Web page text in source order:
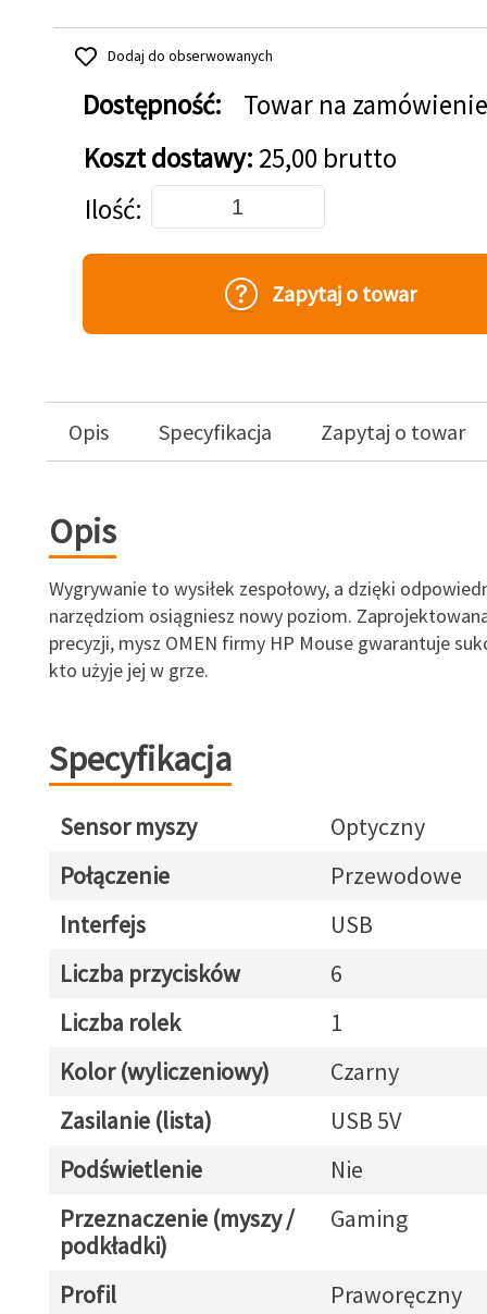
Dodaj do obserwowanych
Dostępność:
Towar na zamówienie
Koszt dostawy: 25,00 brutto
Dodaj do koszyka
Ilość
Zapytaj o towar
Opis Specyfikacja Zapytaj o towar
Opis
Wygrywanie to wysiłek zespołowy, a dzięki
narzędziom osiągniesz nowy poziom.
precyzji, mysz OMEN firmy HP Mouse gwarantuje
kto użyje jej w grze.
Specyfikacja
Sensor myszy
Optyczny
Połączenie
Przewodowe
Interfejs
USB
Liczba przycisków
6
Liczba rolek
1
Kolor (wyliczeniowy)
Czarny
Zasilanie (lista)
USB 5V
Podświetlenie
Nie
Przeznaczenie (myszy /
podkładki)
Gaming
Profil Praworęczny